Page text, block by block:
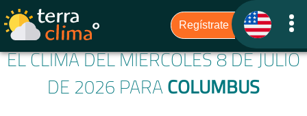
EL CLIMA DEL MIÉRCOLES 8 DE JULIO
DE 2026 PARA COLUMBUS